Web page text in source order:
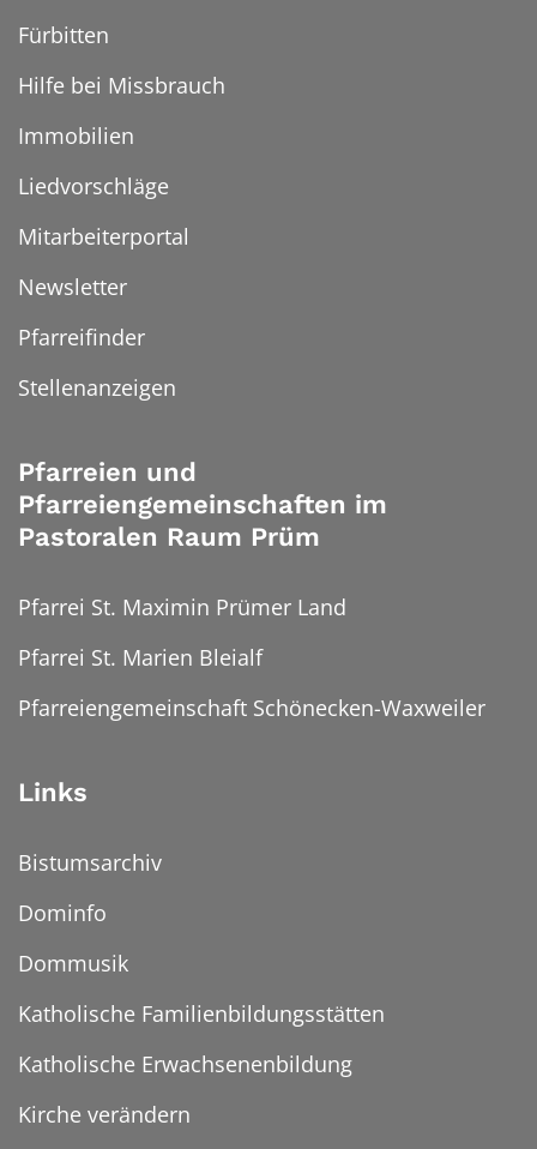
Fürbitten
Hilfe bei Missbrauch
Immobilien
Liedvorschläge
Mitarbeiterportal
Newsletter
Pfarreifinder
Stellenanzeigen
Pfarreien und
Pfarreiengemeinschaften im
Pastoralen Raum Prüm
Pfarrei St. Maximin Prümer Land
Pfarrei St. Marien Bleialf
Pfarreiengemeinschaft Schönecken-Waxweiler
Links
Bistumsarchiv
Dominfo
Dommusik
Katholische Familienbildungsstätten
Katholische Erwachsenenbildung
Kirche verändern